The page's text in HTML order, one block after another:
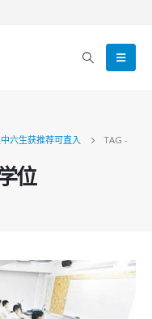
六生获推荐可直入
TAG -
位